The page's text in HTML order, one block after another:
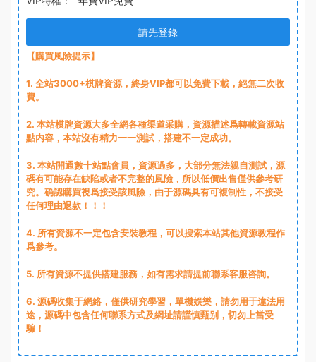
請先登錄
【購買風險提示】
1. 全站3000+棋牌資源，終身VIP都可以免費下載，絕無二次收
費。
2. 本站棋牌資源大多全網各種渠道采購，資源描述爲轉載資源站
點内容，本站沒有精力一一測試，搭建不一定成功。
3. 本站開通數十站點會員，資源過多，大部分無法親自測試，源
碼有可能存在缺陷或者不完整的風險，所以低價出售僅供參考研
究。确認購買視爲接受該風險，由于源碼具有可複制性，不接受
任何理由退款！！！
4. 所有資源不一定包含安裝教程，可以搜索本站其他資源教程作
爲參考。
5. 所有資源不提供搭建服務，如有需求請提前聯系客服咨詢。
6. 源碼收集于網絡，僅供研究學習，單機娛樂，請勿用于違法用
途，源碼中包含任何聯系方式及網址請謹慎甄别，切勿上當受
騙！